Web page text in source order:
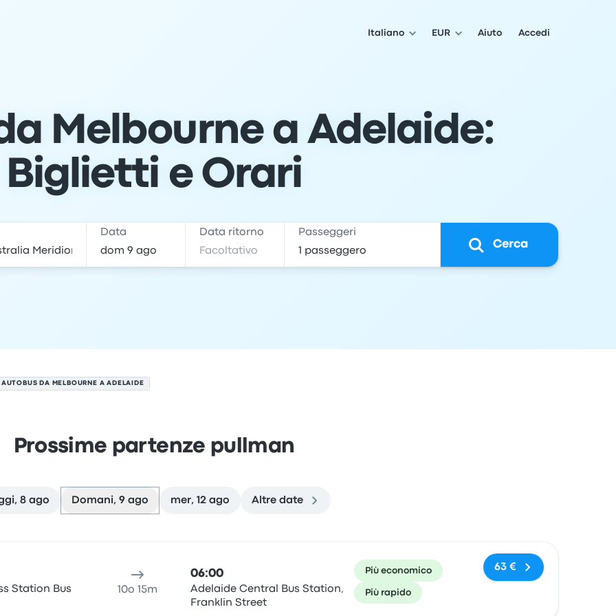
Italiano EUR Aiuto Accedi
Melbourne a Adelaide:
Biglietti e Orari
Data Data ritorno Passeggeri
Cerca
AUTOBUS DA MELBOURNE A ADELAIDE
Prossime partenze pullman
8 ago Domani, 9 ago mer, 12 ago Altre date
Station Bus
10o 15m
06:00
Adelaide Central Bus Station,
Franklin Street
Più economico
Più rapido
63 €